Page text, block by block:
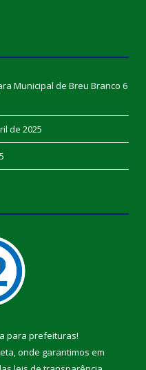
Municipal de Breu Branco 6
de 2025
para prefeituras!
onde garantimos em